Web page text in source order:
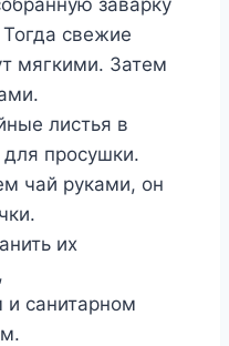
заварку
свежие
мягкими. Затем
листья в
просушки.
чай руками, он
их
и санитарном